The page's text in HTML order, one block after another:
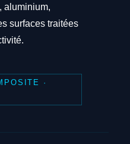
aluminium,
surfaces traitées
·